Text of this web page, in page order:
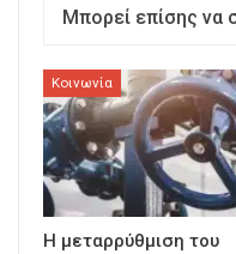
Μπορεί επίσης να
Κοινωνία
Η μεταρρύθμιση του